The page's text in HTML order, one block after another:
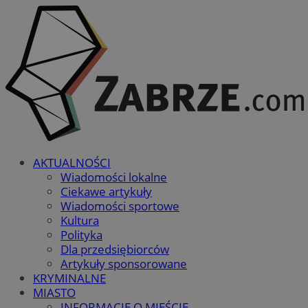
AKTUALNOŚCI
Wiadomości lokalne
Ciekawe artykuły
Wiadomości sportowe
Kultura
Polityka
Dla przedsiębiorców
Artykuły sponsorowane
KRYMINALNE
MIASTO